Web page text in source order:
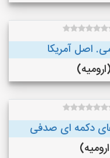
دکمه ای صدفی